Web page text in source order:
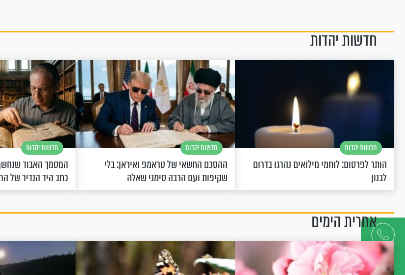
דברו
איתנו
חדשות יהדות
חדשות יהדות
הותר לפרסום: לוחמי מילואים נהרגו בדרום
לבנון
חדשות יהדות
ההסכם החשאי של טראמפ ואיראן: בלי
שקיפות ועם הרבה סימני שאלה
חדשות יהדות
המסמך האבוד
כתב היד הנדיר של
אחרית הימים